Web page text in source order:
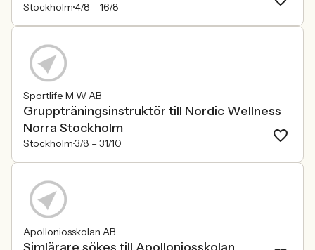
Stockholm4/8 – 16/8
Sportlife M W AB
Gruppträningsinstruktör till Nordic Wellness
Norra Stockholm
Stockholm3/8 – 31/10
Apolloniosskolan AB